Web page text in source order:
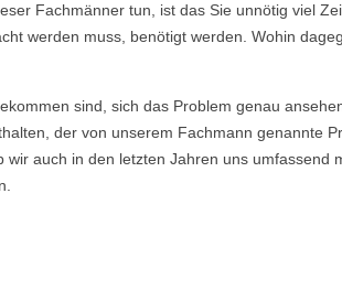
Fachmänner tun, ist das Sie unnötig viel
werden muss, benötigt werden. Wohin
sind, sich das Problem genau
der von unserem Fachmann genannte
auch in den letzten Jahren uns